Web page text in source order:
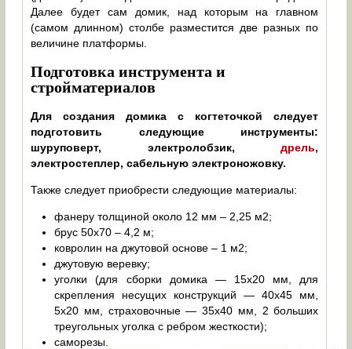
Далее будет сам домик, над которым на главном
(самом длинном) столбе разместится две разных по
величине платформы.
Подготовка инструмента и
стройматериалов
Для создания домика с когтеточкой следует
подготовить следующие инструменты:
шуруповерт, электролобзик,дрель,
электростеплер, сабельную электроножовку.
Также следует приобрести следующие материалы:
фанеру толщиной около 12 мм – 2,25 м2;
брус 50х70 – 4,2 м;
ковролин на джутовой основе – 1 м2;
джутовую веревку;
уголки (для сборки домика — 15х20 мм, для
скрепления несущих конструкций — 40х45 мм,
5х20 мм, страховочные — 35х40 мм, 2 больших
треугольных уголка с ребром жесткости);
саморезы.